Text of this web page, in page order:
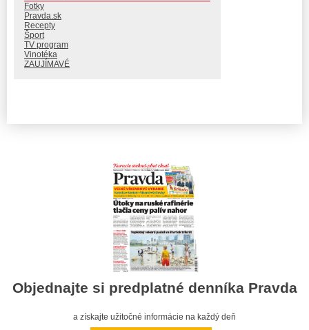
Fotky
Pravda.sk
Recepty
Šport
TV program
Vinotéka
ZAUJÍMAVÉ
Objednajte si predplatné denníka Pravda
a získajte užitočné informácie na každý deň